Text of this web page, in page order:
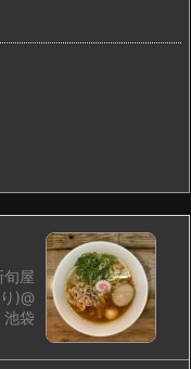
旬屋
)@
池袋